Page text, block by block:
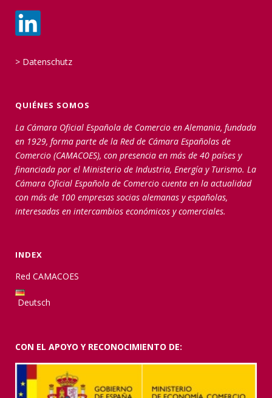
> Datenschutz
QUIÉNES SOMOS
La Cámara Oficial Española de Comercio en Alemania, fundada
en 1929, forma parte de la Red de Cámara Españolas de
Comercio (CAMACOES), con presencia en más de 40 países y
financiada por el Ministerio de Industria, Energía y Turismo. La
Cámara Oficial Española de Comercio cuenta en la actualidad
con más de 100 empresas socias alemanas y españolas,
interesadas en intercambios económicos y comerciales.
INDEX
Red CAMACOES
Deutsch
CON EL APOYO Y RECONOCIMIENTO DE: